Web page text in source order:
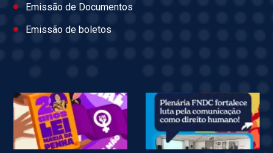
Emissão de Documentos
Emissão de boletos